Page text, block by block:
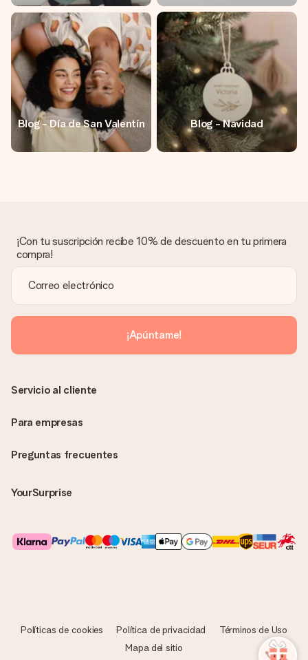
Blog - Día de San Valentín Blog - Navidad
¡Con tu suscripción recibe 10% de descuento en tu primera
compra!
¡Apúntame!
Preguntas frecuentes
YourSurprise
Servicio al cliente
Para empresas
Políticas de cookies Política de privacidad
Términos de Uso
Mapa del sitio